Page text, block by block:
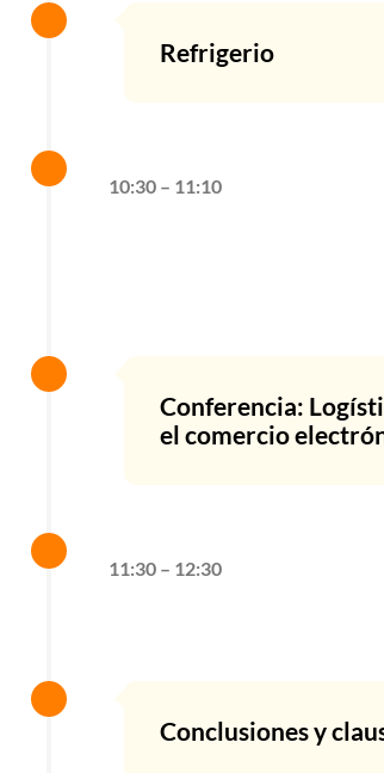
Refrigerio
10:30 – 11:10
Conferencia:
el comercio
11:30 – 12:30
Conclusiones y